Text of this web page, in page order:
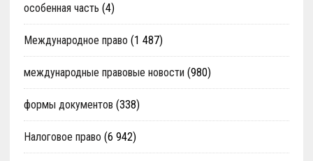
особенная часть (4)
Международное право (1 487)
международные правовые новости (980)
формы документов (338)
Налоговое право (6 942)